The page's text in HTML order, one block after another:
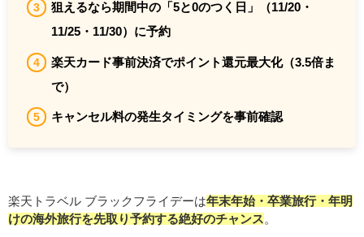
狙えるなら期間中の「5と0のつく日」（11/20・
11/25・11/30）に予約
楽天カード事前決済でポイント還元最大化（3.5倍ま
で）
キャンセル料の発生タイミングを事前確認
楽天トラベル ブラックフライデーは年末年始・卒業旅行・年明
けの海外旅行を先取り予約する絶好のチャンス